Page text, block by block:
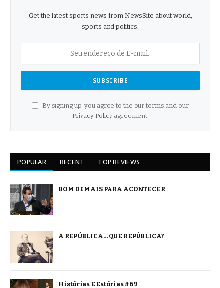
Get the latest sports news from NewsSite about world,
sports and politics.
By signing up, you agree to the our terms and our
Privacy Policyagreement.
POPULAR RECENT TOP REVIEWS
BOM DEMAIS PARA ACONTECER
A REPÚBLICA… QUE REPÚBLICA?
Histórias E Estórias #69